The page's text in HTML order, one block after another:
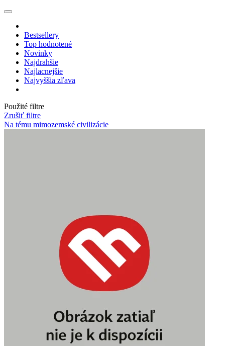
Bestsellery
Top hodnotené
Novinky
Najdrahšie
Najlacnejšie
Najvyššia zľava
Použité filtre
Zrušiť filtre
Na tému mimozemské civilizácie